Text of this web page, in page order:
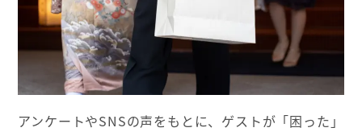
アンケートやSNSの声をもとに、ゲストが「困った」